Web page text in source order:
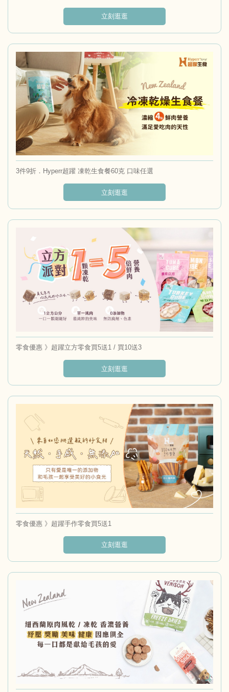
立刻逛逛
3件9折．Hyperr超躍 凍乾生食餐60克 口味任選
立刻逛逛
零食優惠 》超躍立方零食買5送1 / 買10送3
立刻逛逛
零食優惠 》超躍手作零食買5送1
立刻逛逛